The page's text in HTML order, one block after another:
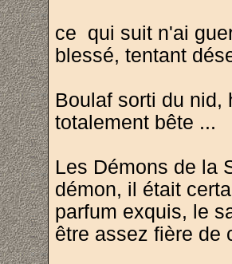
ce qui suit n'ai
blessé, tentant
Boulaf sorti du nid,
totalement bête ...
Les Démons de la
démon, il était
parfum exquis, le
être assez fière de